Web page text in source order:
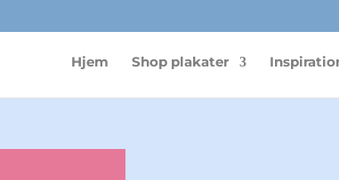
Hjem Shop plakater